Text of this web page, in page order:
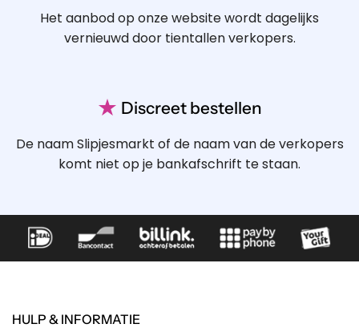
Het aanbod op onze website wordt dagelijks
vernieuwd door tientallen verkopers.
★ Discreet bestellen
De naam Slipjesmarkt of de naam van de verkopers
komt niet op je bankafschrift te staan.
HULP & INFORMATIE